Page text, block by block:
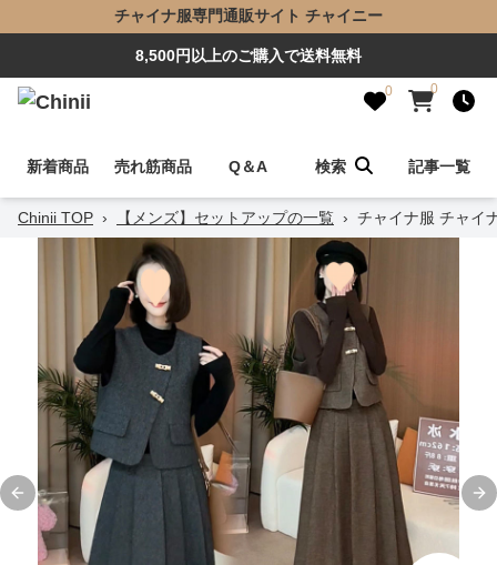
チャイナ服専門通販サイト チャイニー
8,500円以上のご購入で送料無料
0 0
新着商品 売れ筋商品 Q＆A 検索 記事一覧
Chinii TOP › 【メンズ】セットアップの一覧 › チャイナ服 チャイ
Previous slide